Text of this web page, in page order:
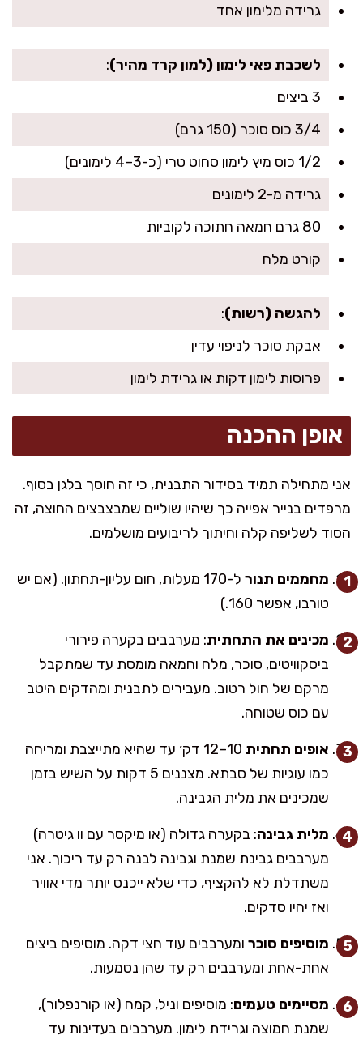
גרידה מלימון אחד
לשכבת פאי לימון (למון קרד מהיר):
3 ביצים
3/4 כוס סוכר (150 גרם)
1/2 כוס מיץ לימון סחוט טרי (כ-3–4 לימונים)
גרידה מ-2 לימונים
80 גרם חמאה חתוכה לקוביות
קורט מלח
להגשה (רשות):
אבקת סוכר לניפוי עדין
פרוסות לימון דקות או גרידת לימון
אופן ההכנה
אני מתחילה תמיד בסידור התבנית, כי זה חוסך בלגן בסוף.
מרפדים בנייר אפייה כך שיהיו שוליים שמבצבצים החוצה, זה
הסוד לשליפה קלה וחיתוך לריבועים מושלמים.
מחממים תנור
ל-170 מעלות, חום עליון-תחתון. (אם יש
טורבו, אפשר 160.)
מכינים את התחתית: מערבבים בקערה פירורי
ביסקוויטים, סוכר, מלח וחמאה מומסת עד שמתקבל
מרקם של חול רטוב. מעבירים לתבנית ומהדקים היטב
עם כוס שטוחה.
אופים תחתית
10–12 דק׳ עד שהיא מתייצבת ומריחה
כמו עוגיות של סבתא. מצננים 5 דקות על השיש בזמן
שמכינים את מלית הגבינה.
מלית גבינה: בקערה גדולה (או מיקסר עם וו גיטרה)
מערבבים גבינת שמנת וגבינה לבנה רק עד ריכוך. אני
משתדלת לא להקציף, כדי שלא ייכנס יותר מדי אוויר
ואז יהיו סדקים.
מוסיפים סוכר ומערבבים עוד חצי דקה. מוסיפים ביצים
אחת-אחת ומערבבים רק עד שהן נטמעות.
מסיימים טעמים: מוסיפים וניל, קמח (או קורנפלור),
שמנת חמוצה וגרידת לימון. מערבבים בעדינות עד